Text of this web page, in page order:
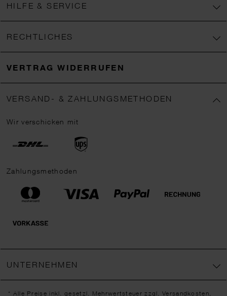
HILFE & SERVICE
RECHTLICHES
VERTRAG WIDERRUFEN
VERSAND- & ZAHLUNGSMETHODEN
Wir verschicken mit
Zahlungsmethoden
UNTERNEHMEN
* Alle Preise inkl. gesetzl. Mehrwertsteuer zzgl.Versandkosten,